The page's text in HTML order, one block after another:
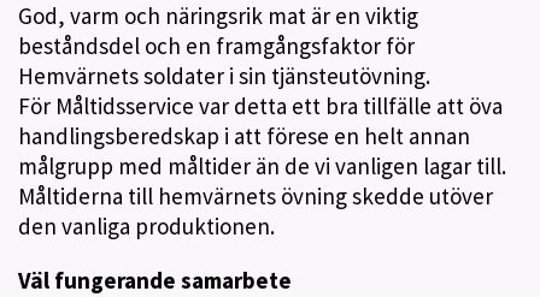
God, varm och näringsrik mat är en viktig
beståndsdel och en framgångsfaktor för
Hemvärnets soldater i sin tjänsteutövning.
För Måltidsservice var detta ett bra tillfälle att öva
handlingsberedskap i att förese en helt annan
målgrupp med måltider än de vi vanligen lagar till.
Måltiderna till hemvärnets övning skedde utöver
den vanliga produktionen.
Väl fungerande samarbete